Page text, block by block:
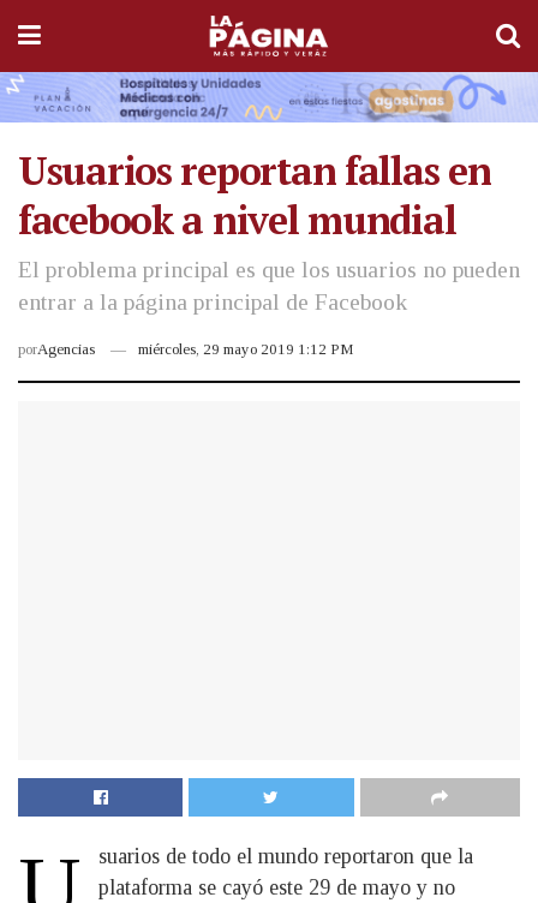
Usuarios reportan fallas en
facebook a nivel mundial
El problema principal es que los usuarios no pueden
entrar a la página principal de Facebook
porAgencias miércoles, 29 mayo 2019 1:12 PM
suarios de todo el mundo reportaron que la
plataforma se cayó este 29 de mayo y no